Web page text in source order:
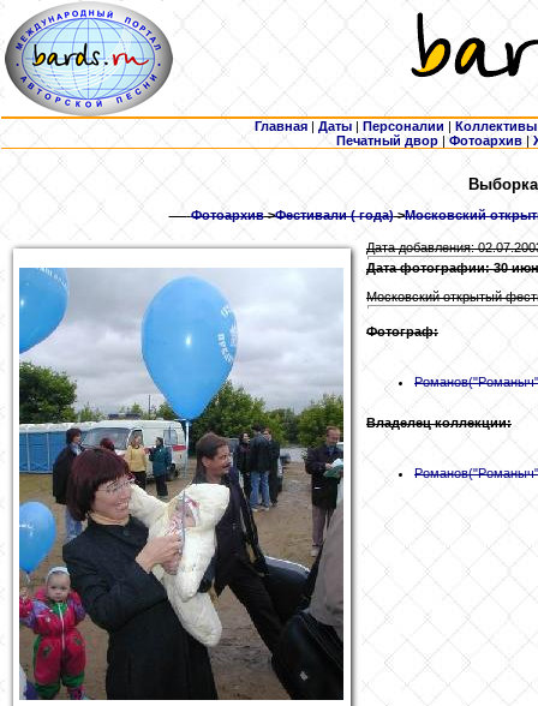
Главная | Даты | Персоналии | Коллективы
Печатный двор |Фотоархив |
Фотоархив>Фестивали ( года)>Московский
Дата добавления:
Дата фотографии: 30
Московский открытый
Фотограф:
Романов
Владелец коллекции:
Романов